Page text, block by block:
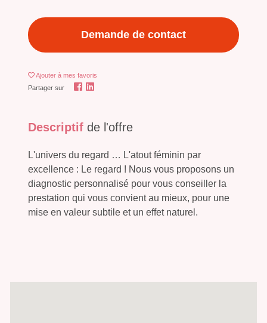
Demande de contact
Ajouter à mes favoris
Partager sur
Descriptif de l'offre
L'univers du regard … L'atout féminin par
excellence : Le regard ! Nous vous proposons un
diagnostic personnalisé pour vous conseiller la
prestation qui vous convient au mieux, pour une
mise en valeur subtile et un effet naturel.